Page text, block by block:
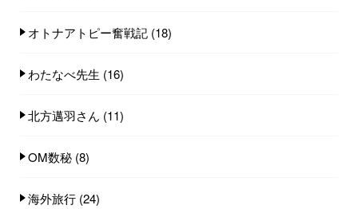
オトナアトピー奮戦記 (18)
わたなべ先生 (16)
北方邁羽さん (11)
OM数秘 (8)
海外旅行 (24)